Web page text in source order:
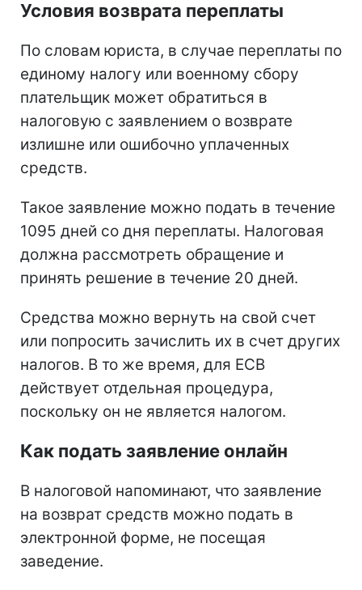
Условия возврата переплаты
По словам юриста, в случае переплаты по
единому налогу или военному сбору
плательщик может обратиться в
налоговую с заявлением о возврате
излишне или ошибочно уплаченных
средств.
Такое заявление можно подать в течение
1095 дней со дня переплаты. Налоговая
должна рассмотреть обращение и
принять решение в течение 20 дней.
Средства можно вернуть на свой счет
или попросить зачислить их в счет других
налогов. В то же время, для ЕСВ
действует отдельная процедура,
поскольку он не является налогом.
Как подать заявление онлайн
В налоговой напоминают, что заявление
на возврат средств можно подать в
электронной форме, не посещая
заведение.